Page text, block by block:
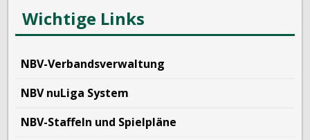
Wichtige Links
NBV-Verbandsverwaltung
NBV nuLiga System
NBV-Staffeln und Spielpläne